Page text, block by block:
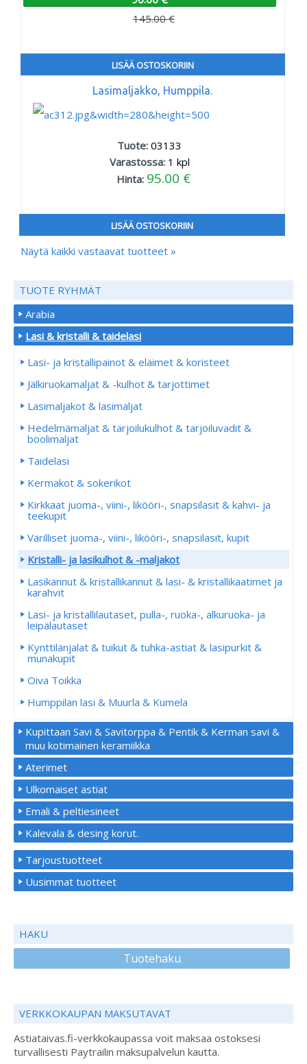
145.00 €
LISÄÄ OSTOSKORIIN
Lasimaljakko, Humppila.
Tuote:03133
Varastossa: 1 kpl
Hinta: 95.00 €
LISÄÄ OSTOSKORIIN
Näytä kaikki vastaavat tuotteet »
TUOTE RYHMÄT
Arabia
Lasi & kristalli & taidelasi
Lasi- ja kristallipainot & eläimet & koristeet
Jälkiruokamaljat & -kulhot & tarjottimet
Lasimaljakot & lasimaljat
Hedelmämaljat & tarjoilukulhot & tarjoiluvadit &
boolimaljat
Taidelasi
Kermakot & sokerikot
Kirkkaat juoma-, viini-, likööri-, snapsilasit & kahvi- ja
teekupit
Värilliset juoma-, viini-, likööri-, snapsilasit, kupit
Kristalli- ja lasikulhot & -maljakot
Lasikannut & kristallikannut & lasi- & kristallikaatimet ja
karahvit
Lasi- ja kristallilautaset, pulla-, ruoka-, alkuruoka- ja
leipälautaset
Kynttilänjalat & tuikut & tuhka-astiat & lasipurkit &
munakupit
Oiva Toikka
Humppilan lasi & Muurla & Kumela
Kupittaan Savi & Savitorppa & Pentik & Kerman savi &
muu kotimainen keramiikka
Aterimet
Ulkomaiset astiat
Emali & peltiesineet
Kalevala & desing korut.
Tarjoustuotteet
Uusimmat tuotteet
HAKU
Tuotehaku
VERKKOKAUPAN MAKSUTAVAT
Astiataivas.fi-verkkokaupassa voit maksaa ostoksesi
turvallisesti Paytrailin maksupalvelun kautta.